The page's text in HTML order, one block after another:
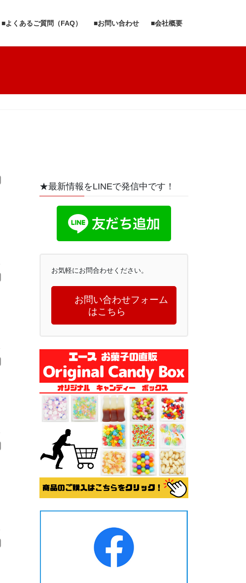
■よくあるご質問（FAQ） ■お問い合わせ ■会社概要
★最新情報をLINEで発信中です！
お気軽にお問合わせください。
お問い合わせフォーム
はこちら